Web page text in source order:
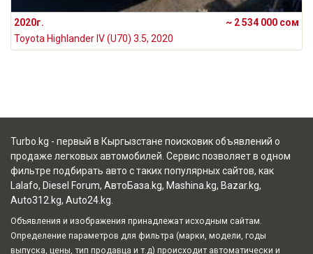
2020г.
~ 2 534 000 сом
Toyota Highlander IV (U70) 3.5, 2020
Turbo.kg - первый в Кыргызстане поисковик объявлений о
продаже легковых автомобилей. Сервис позволяет в одном
фильтре подбирать авто с таких популярных сайтов, как
Lalafo, Diesel Forum, АвтоБаза.kg, Mashina.kg, Bazar.kg,
Auto312.kg, Auto24.kg
Объявления и изображения принадлежат исходным сайтам.
Определение параметров для фильтра (марки, модели, годы
выпуска, цены, тип продавца и т.д) происходит автоматически и